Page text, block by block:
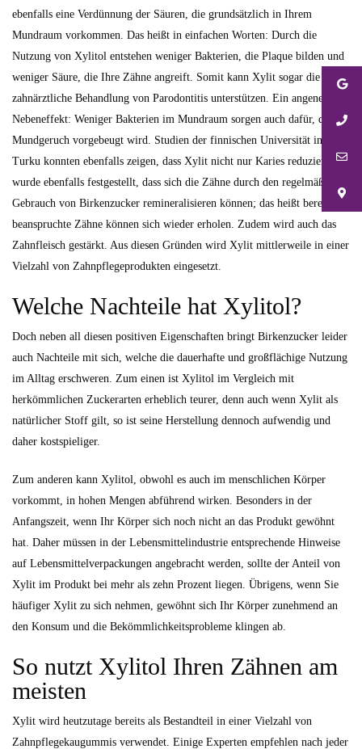
ebenfalls eine Verdünnung der Säuren, die grundsätzlich in Ihrem
Mundraum vorkommen. Das heißt in einfachen Worten: Durch die
Nutzung von Xylitol entstehen weniger Bakterien, die Plaque bilden und
weniger Säure, die Ihre Zähne angreift. Somit kann Xylit sogar die
zahnärztliche Behandlung von Parodontitis unterstützen. Ein angenehmer
Nebeneffekt: Weniger Bakterien im Mundraum sorgen auch dafür, dass
Mundgeruch vorgebeugt wird. Studien der finnischen Universität in
Turku konnten ebenfalls zeigen, dass Xylit nicht nur Karies reduziert, es
wurde ebenfalls festgestellt, dass sich die Zähne durch den regelmäßigen
Gebrauch von Birkenzucker remineralisieren können; das heißt bereits
beanspruchte Zähne können sich wieder erholen. Zudem wird auch das
Zahnfleisch gestärkt. Aus diesen Gründen wird Xylit mittlerweile in einer
Vielzahl von Zahnpflegeprodukten eingesetzt.
Welche Nachteile hat Xylitol?
Doch neben all diesen positiven Eigenschaften bringt Birkenzucker leider
auch Nachteile mit sich, welche die dauerhafte und großflächige Nutzung
im Alltag erschweren. Zum einen ist Xylitol im Vergleich mit
herkömmlichen Zuckerarten erheblich teurer, denn auch wenn Xylit als
natürlicher Stoff gilt, so ist seine Herstellung dennoch aufwendig und
daher kostspieliger.
Zum anderen kann Xylitol, obwohl es auch im menschlichen Körper
vorkommt, in hohen Mengen abführend wirken. Besonders in der
Anfangszeit, wenn Ihr Körper sich noch nicht an das Produkt gewöhnt
hat. Daher müssen in der Lebensmittelindustrie entsprechende Hinweise
auf Lebensmittelverpackungen angebracht werden, sollte der Anteil von
Xylit im Produkt bei mehr als zehn Prozent liegen. Übrigens, wenn Sie
häufiger Xylit zu sich nehmen, gewöhnt sich Ihr Körper zunehmend an
den Konsum und die Bekömmlichkeitsprobleme klingen ab.
So nutzt Xylitol Ihren Zähnen am
meisten
Xylit wird heutzutage bereits als Bestandteil in einer Vielzahl von
Zahnpflegekaugummis verwendet. Einige Experten empfehlen nach jeder